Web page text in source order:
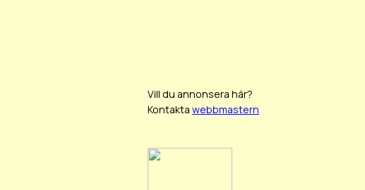
Vill du annonsera här?
Kontakta webbmastern